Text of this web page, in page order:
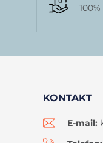
KONTAKT
E-mail: